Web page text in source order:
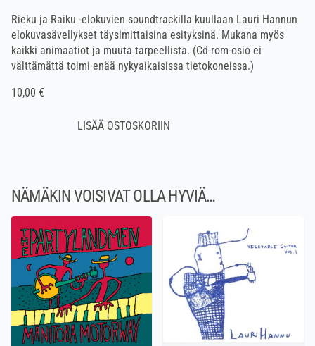
Rieku ja Raiku -elokuvien soundtrackilla kuullaan Lauri Hannun
elokuvasävellykset täysimittaisina esityksinä. Mukana myös
kaikki animaatiot ja muuta tarpeellista. (Cd-rom-osio ei
välttämättä toimi enää nykyaikaisissa tietokoneissa.)
10,00 €
NÄMÄKIN VOISIVAT OLLA HYVIÄ…